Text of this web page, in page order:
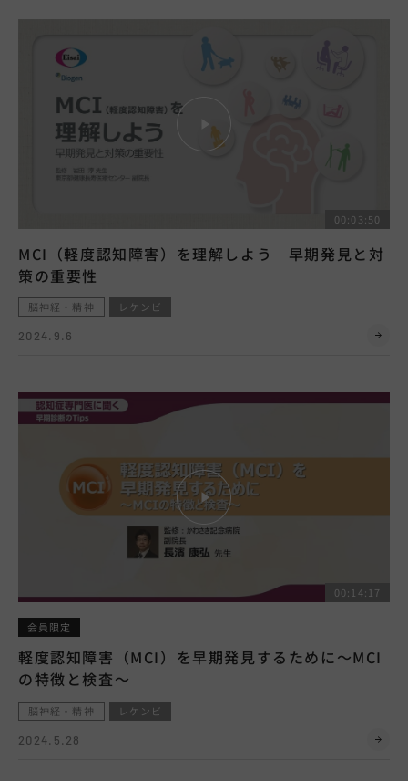
00:03:50
MCI（軽度認知障害）を理解しよう 早期発見と対
策の重要性
脳神経・精神
レケンビ
2024.9.6
00:14:17
会員限定
軽度認知障害（MCI）を早期発見するために～MCI
の特徴と検査～
脳神経・精神
レケンビ
2024.5.28